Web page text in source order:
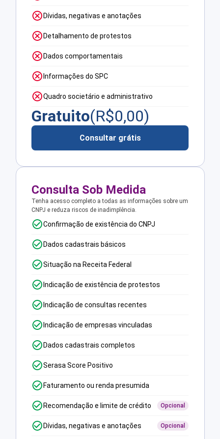
Dívidas, negativas e anotações
Detalhamento de protestos
Dados comportamentais
Informações do SPC
Quadro societário e administrativo
Gratuito(R$0,00)
Consultar grátis
Consulta Sob Medida
Tenha acesso completo a todas as informações sobre um
CNPJ e reduza riscos de inadimplência.
Confirmação de existência do CNPJ
Dados cadastrais básicos
Situação na Receita Federal
Indicação de existência de protestos
Indicação de consultas recentes
Indicação de empresas vinculadas
Dados cadastrais completos
Serasa Score Positivo
Faturamento ou renda presumida
Recomendação e limite de crédito Opcional
Dívidas, negativas e anotações Opcional